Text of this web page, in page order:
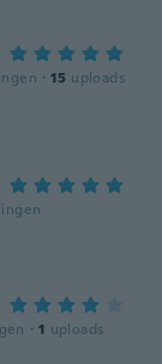
· 15 uploads
· 1 uploads